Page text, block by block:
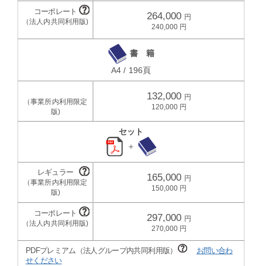
264,000
240,000
書 籍
A4 / 196頁
132,000
120,000
セット
＋
165,000
150,000
297,000
270,000
PDFプレミアム（法人グループ内共同利用版）
お問い合わ
せください